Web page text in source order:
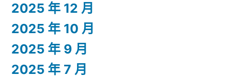
2025 年 12 月
2025 年 10 月
2025 年 9 月
2025 年 7 月